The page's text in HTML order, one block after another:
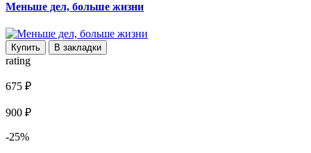
Меньше дел, больше жизни
Купить В закладки
rating
675 ₽
900 ₽
-25%